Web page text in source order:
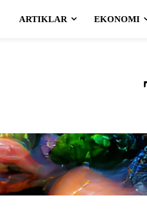
ARTIKLAR EKONOMI